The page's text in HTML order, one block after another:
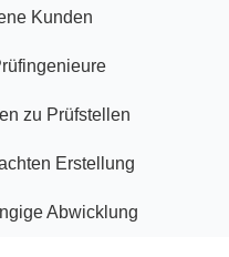
Kunden
zu Prüfstellen
Erstellung
Abwicklung